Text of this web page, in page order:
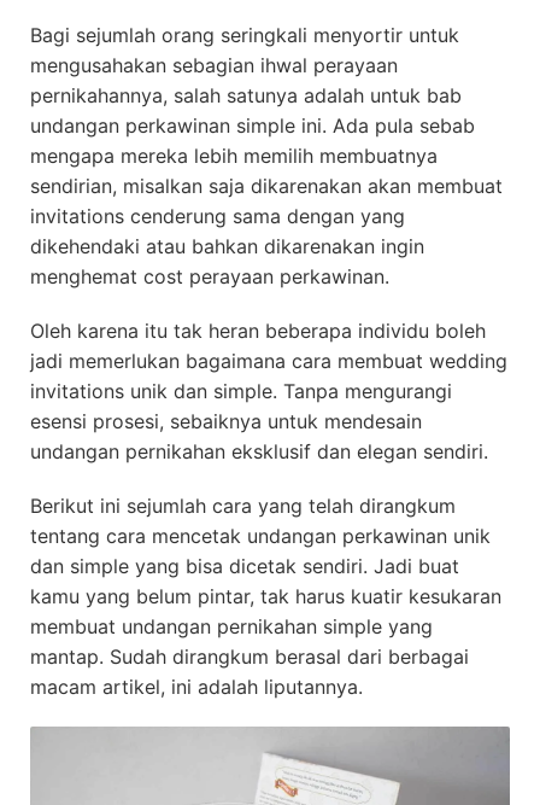
Bagi sejumlah orang seringkali menyortir untuk
mengusahakan sebagian ihwal perayaan
pernikahannya, salah satunya adalah untuk bab
undangan perkawinan simple ini. Ada pula sebab
mengapa mereka lebih memilih membuatnya
sendirian, misalkan saja dikarenakan akan membuat
invitations cenderung sama dengan yang
dikehendaki atau bahkan dikarenakan ingin
menghemat cost perayaan perkawinan.
Oleh karena itu tak heran beberapa individu boleh
jadi memerlukan bagaimana cara membuat wedding
invitations unik dan simple. Tanpa mengurangi
esensi prosesi, sebaiknya untuk mendesain
undangan pernikahan eksklusif dan elegan sendiri.
Berikut ini sejumlah cara yang telah dirangkum
tentang cara mencetak undangan perkawinan unik
dan simple yang bisa dicetak sendiri. Jadi buat
kamu yang belum pintar, tak harus kuatir kesukaran
membuat undangan pernikahan simple yang
mantap. Sudah dirangkum berasal dari berbagai
macam artikel, ini adalah liputannya.